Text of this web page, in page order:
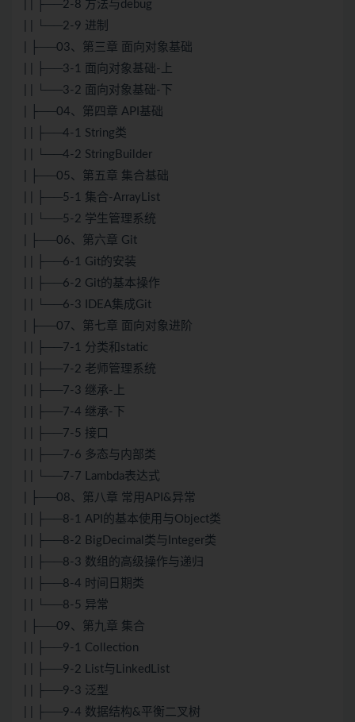
| | ├──2-8 方法与debug
| | └──2-9 进制
| ├──03、第三章 面向对象基础
| | ├──3-1 面向对象基础-上
| | └──3-2 面向对象基础-下
| ├──04、第四章 API基础
| | ├──4-1 String类
| | └──4-2 StringBuilder
| ├──05、第五章 集合基础
| | ├──5-1 集合-ArrayList
| | └──5-2 学生管理系统
| ├──06、第六章 Git
| | ├──6-1 Git的安装
| | ├──6-2 Git的基本操作
| | └──6-3 IDEA集成Git
| ├──07、第七章 面向对象进阶
| | ├──7-1 分类和static
| | ├──7-2 老师管理系统
| | ├──7-3 继承-上
| | ├──7-4 继承-下
| | ├──7-5 接口
| | ├──7-6 多态与内部类
| | └──7-7 Lambda表达式
| ├──08、第八章 常用API&异常
| | ├──8-1 API的基本使用与Object类
| | ├──8-2 BigDecimal类与Integer类
| | ├──8-3 数组的高级操作与递归
| | ├──8-4 时间日期类
| | └──8-5 异常
| ├──09、第九章 集合
| | ├──9-1 Collection
| | ├──9-2 List与LinkedList
| | ├──9-3 泛型
| | ├──9-4 数据结构&平衡二叉树